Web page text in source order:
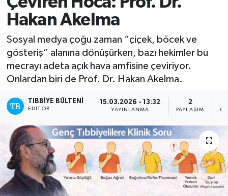
Hakan Akelma
Sosyal medya çoğu zaman “çiçek, böcek ve
gösteriş” alanına dönüşürken, bazı hekimler bu
mecrayı adeta açık hava amfisine çeviriyor.
Onlardan biri de Prof. Dr. Hakan Akelma.
TIBBIYE BÜLTENI
EDITÖR
15.03.2026 - 13:32
YAYINLANMA
2
PAYLAŞIM
Mevzuat